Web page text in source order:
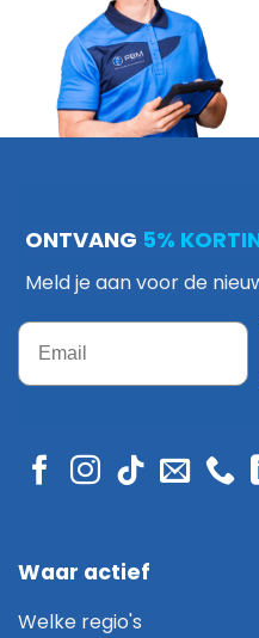
ONTVANG 5%
Meld je aan voor de
Email
Waar actief
Welke regio's